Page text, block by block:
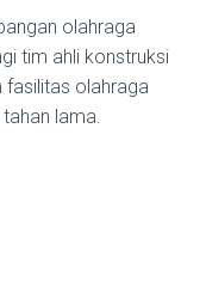
olahraga
tim ahli konstruksi
olahraga
lama.